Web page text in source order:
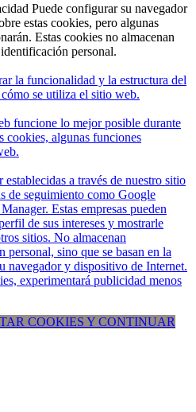
Puede configurar su navegador
estas cookies, pero algunas
Estas cookies no almacenan
personal.
la funcionalidad y la estructura del
se utiliza el sitio web.
funcione lo mejor posible durante
cookies, algunas funciones
establecidas a través de nuestro sitio
de seguimiento como Google
Estas empresas pueden
de sus intereses y mostrarle
sitios. No almacenan
personal, sino que se basan en la
navegador y dispositivo de Internet.
experimentará publicidad menos
COOKIES Y CONTINUAR